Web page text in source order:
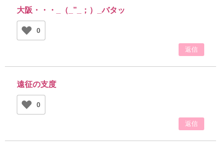
大阪・・・_（_”_；）_バタッ
0
返信
遠征の支度
0
返信